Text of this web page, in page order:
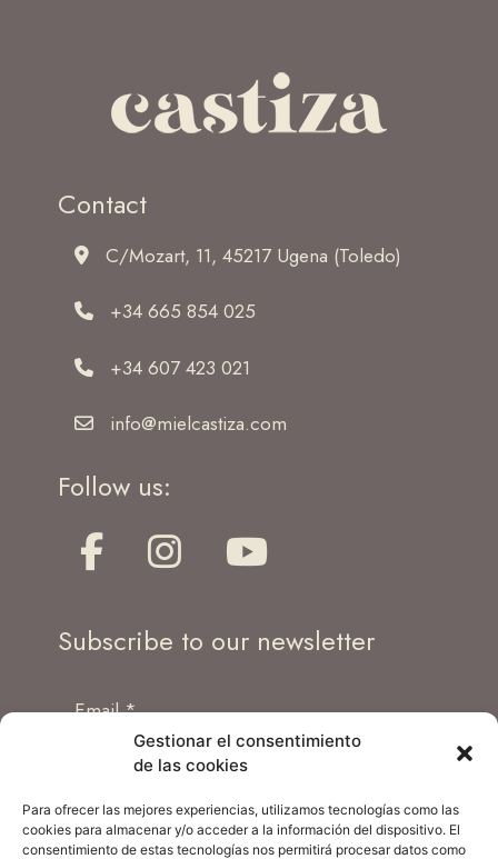
Gestionar el consentimiento
de las cookies
Para ofrecer las mejores experiencias, utilizamos tecnologías como las
cookies para almacenar y/o acceder a la información del dispositivo. El
consentimiento de estas tecnologías nos permitirá procesar datos como
Contact
C/Mozart, 11, 45217 Ugena (Toledo)
+34 665 854 025
+34 607 423 021
info@mielcastiza.com
Follow us:
Subscribe to our newsletter
I have read and accept the terms and
conditions of thePrivacy Policyof the website.